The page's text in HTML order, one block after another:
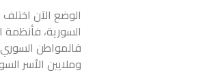
الوضع الآن
السورية،
فالمواطن السوري
وملايين الأسر